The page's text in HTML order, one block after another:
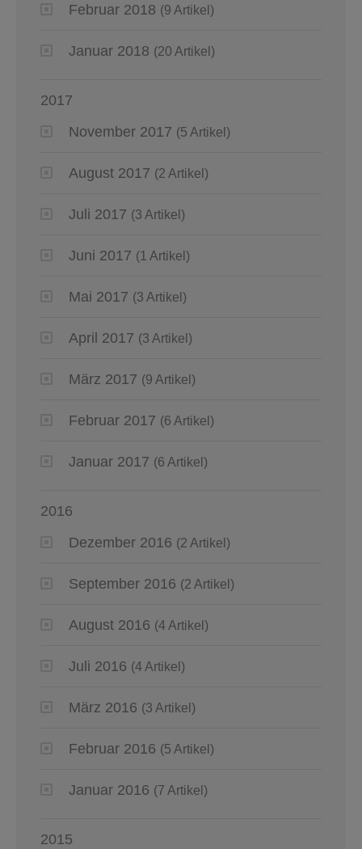
Februar 2018 (9 Artikel)
Januar 2018 (20 Artikel)
2017
November 2017 (5 Artikel)
August 2017 (2 Artikel)
Juli 2017 (3 Artikel)
Juni 2017 (1 Artikel)
Mai 2017 (3 Artikel)
April 2017 (3 Artikel)
März 2017 (9 Artikel)
Februar 2017 (6 Artikel)
Januar 2017 (6 Artikel)
2016
Dezember 2016 (2 Artikel)
September 2016 (2 Artikel)
August 2016 (4 Artikel)
Juli 2016 (4 Artikel)
März 2016 (3 Artikel)
Februar 2016 (5 Artikel)
Januar 2016 (7 Artikel)
2015